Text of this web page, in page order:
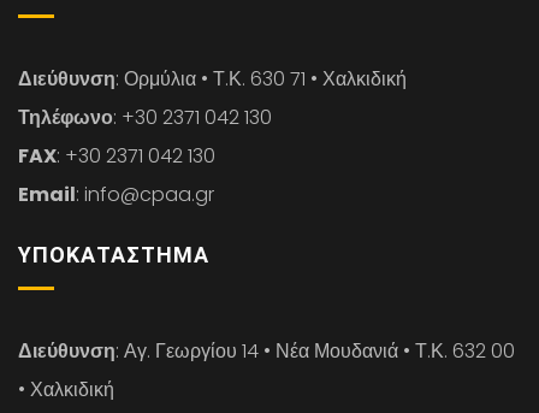
Διεύθυνση: Ορμύλια • Τ.Κ. 630 71 • Χαλκιδική
Τηλέφωνο: +30 2371 042 130
FAX: +30 2371 042 130
Email: info@cpaa.gr
ΥΠΟΚΑΤΆΣΤΗΜΑ
Διεύθυνση: Αγ. Γεωργίου 14 • Νέα Μουδανιά • Τ.Κ. 632 00
• Χαλκιδική